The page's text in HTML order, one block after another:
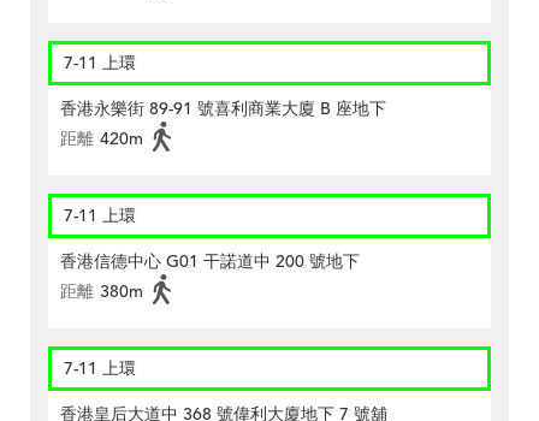
7-11 上環
香港永樂街 89-91 號喜利商業大廈 B 座地下
距離 420m
7-11 上環
香港信德中心 G01 干諾道中 200 號地下
距離 380m
7-11 上環
香港皇后大道中 368 號偉利大廈地下 7 號舖